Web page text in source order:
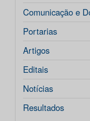
Comunicação e
Portarias
Artigos
Editais
Notícias
Resultados